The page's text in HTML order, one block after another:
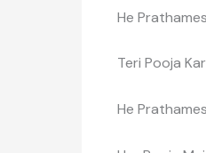
He
Teri Pooja
He